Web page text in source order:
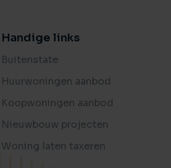
Handige links
Buitenstate
Huurwoningen aanbod
Koopwoningen aanbod
Nieuwbouw projecten
Woning laten taxeren